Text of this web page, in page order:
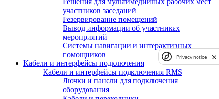
участников заседаний
Резервирование помещений
Вывод информации об участниках
мероприятий
Системы навигации и интерактивных
помощников
Кабели и интерфейсы подключения
Кабели и интерфейсы подключения RMS
Лючки и панели для подключения
оборудования
Privacy notice